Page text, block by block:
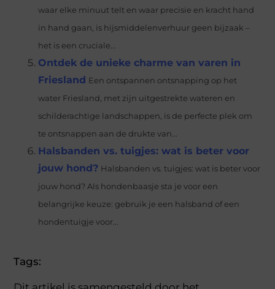
waar elke minuut telt en waar precisie en kracht hand
in hand gaan, is hijsmiddelenverhuur geen bijzaak –
het is een cruciale...
Ontdek de unieke charme van varen in
Friesland Een ontspannen ontsnapping op het
water Friesland, met zijn uitgestrekte wateren en
schilderachtige landschappen, is de perfecte plek om
te ontsnappen aan de drukte van...
Halsbanden vs. tuigjes: wat is beter voor
jouw hond? Halsbanden vs. tuigjes: wat is beter voor
jouw hond? Als hondenbaasje sta je voor een
belangrijke keuze: gebruik je een halsband of een
hondentuigje voor...
Tags: